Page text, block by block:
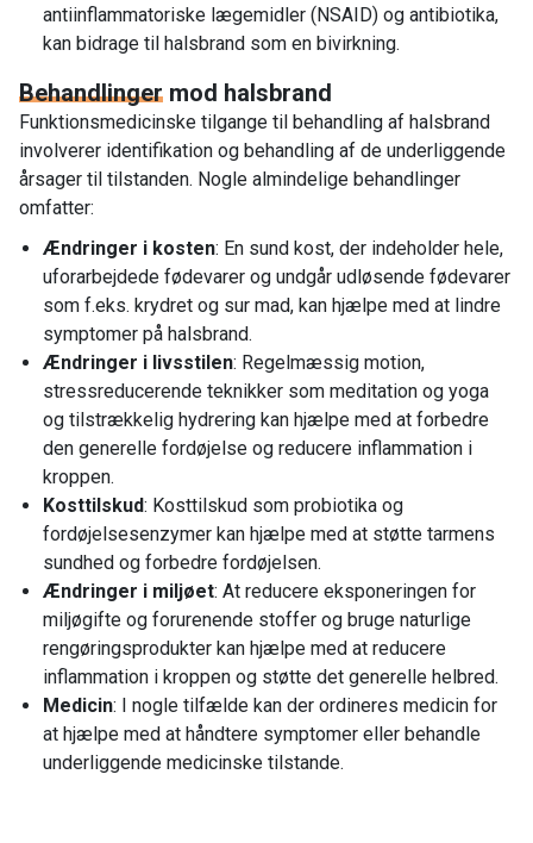
antiinflammatoriske lægemidler (NSAID) og antibiotika,
kan bidrage til halsbrand som en bivirkning.
Behandlinger mod halsbrand
Funktionsmedicinske tilgange til behandling af halsbrand
involverer identifikation og behandling af de underliggende
årsager til tilstanden. Nogle almindelige behandlinger
omfatter:
Ændringer i kosten: En sund kost, der indeholder hele,
uforarbejdede fødevarer og undgår udløsende fødevarer
som f.eks. krydret og sur mad, kan hjælpe med at lindre
symptomer på halsbrand.
Ændringer i livsstilen: Regelmæssig motion,
stressreducerende teknikker som meditation og yoga
og tilstrækkelig hydrering kan hjælpe med at forbedre
den generelle fordøjelse og reducere inflammation i
kroppen.
Kosttilskud: Kosttilskud som probiotika og
fordøjelsesenzymer kan hjælpe med at støtte tarmens
sundhed og forbedre fordøjelsen.
Ændringer i miljøet: At reducere eksponeringen for
miljøgifte og forurenende stoffer og bruge naturlige
rengøringsprodukter kan hjælpe med at reducere
inflammation i kroppen og støtte det generelle helbred.
Medicin: I nogle tilfælde kan der ordineres medicin for
at hjælpe med at håndtere symptomer eller behandle
underliggende medicinske tilstande.